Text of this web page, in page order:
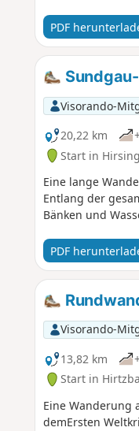
PDF
Visorando-
20,22 km
Start in
Eine lange
Entlang der
Bänken und
PDF
Visorando-
13,82 km
Start in
Eine Wanderung
demErsten